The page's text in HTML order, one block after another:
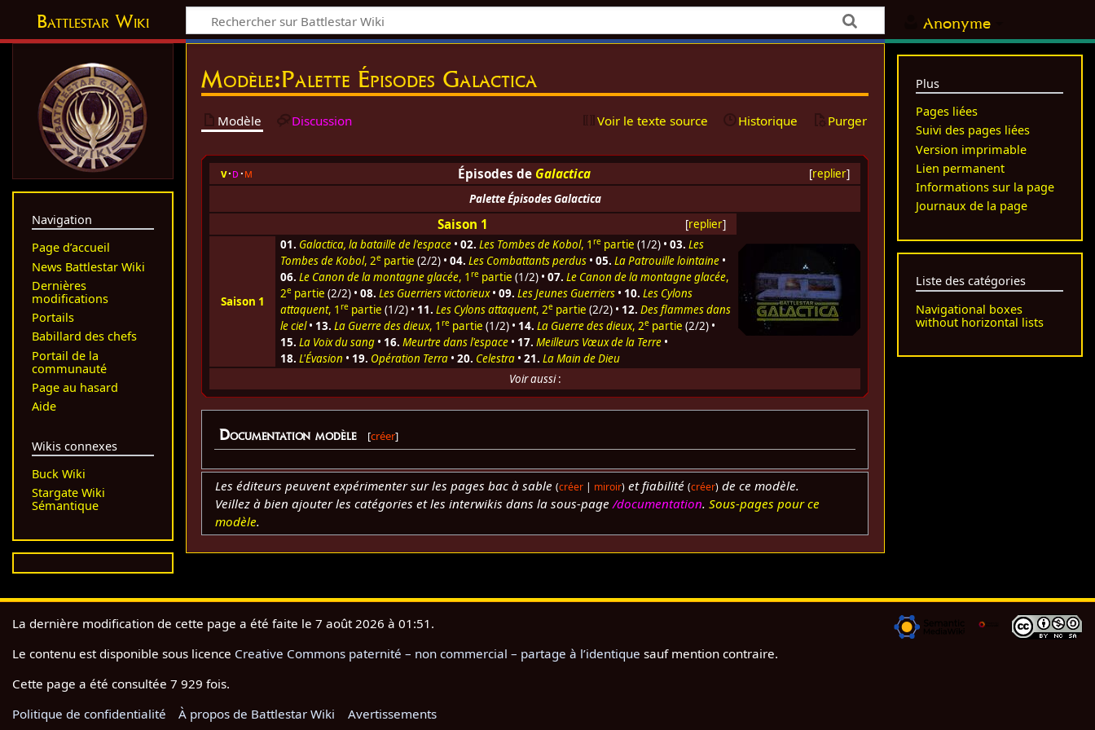
Anonyme
Battlestar Wiki
Modèle:Palette Épisodes Galactica
Modèle Discussion Voir le texte source Historique Purger
[replier]
v d m Épisodes de Galactica
Palette Épisodes Galactica
[replier]
Saison 1
Saison 1
01. Galactica, la bataille de l'espace• 02. Les Tombes de Kobol, 1 repartie (1/2) • 03. Les
Tombes de Kobol, 2epartie (2/2) • 04. Les Combattants perdus• 05. La Patrouille lointaine•
06. Le Canon de la montagne glacée, 1 repartie (1/2) • 07. Le Canon de la montagne glacée,
2epartie (2/2) • 08. Les Guerriers victorieux• 09. Les Jeunes Guerriers• 10. Les Cylons
attaquent, 1 repartie (1/2) • 11. Les Cylons attaquent, 2epartie (2/2) • 12. Des flammes dans
le ciel• 13. La Guerre des dieux, 1 repartie (1/2) • 14. La Guerre des dieux, 2epartie (2/2) •
15. La Voix du sang• 16. Meurtre dans l'espace• 17. Meilleurs Vœux de la Terre•
18. L'Évasion • 19. Opération Terra• 20. Celestra• 21. La Main de Dieu
Voir aussi:
Documentation modèle [créer]
Les éditeurs peuvent expérimenter sur les pages bac à sable (créer| miroir)et fiabilité (créer)de ce modèle.
Veillez à bien ajouter les catégories et les interwikis dans la sous-page /documentation. Sous-pages pour ce
modèle.
Navigation
Page d’accueil
News Battlestar Wiki
Dernières
modifications
Portails
Babillard des chefs
Portail de la
communauté
Page au hasard
Aide
Wikis connexes
Buck Wiki
Stargate Wiki
Sémantique
Plus
Pages liées
Suivi des pages liées
Version imprimable
Lien permanent
Informations sur la page
Journaux de la page
Liste des catégories
Navigational boxes
without horizontal lists
La dernière modification de cette page a été faite le 7 août 2026 à 01:51.
Le contenu est disponible sous licence Creative Commons paternité – non commercial – partage à l’identique sauf mention contraire.
Cette page a été consultée 7 929 fois.
Politique de confidentialité
À propos de Battlestar Wiki Avertissements